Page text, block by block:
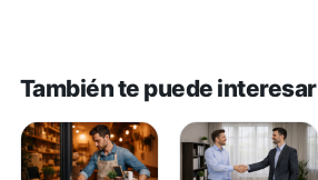
También te puede interesar